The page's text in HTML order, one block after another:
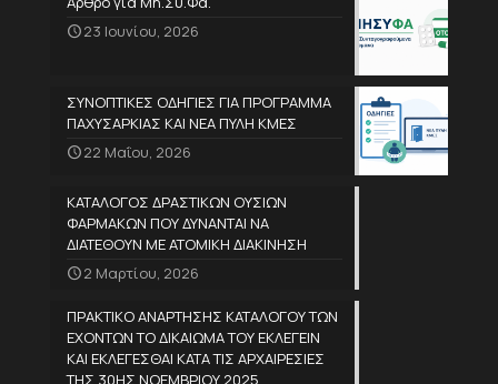
23 Ιουνίου, 2026
ΣΥΝΟΠΤΙΚΕΣ ΟΔΗΓΙΕΣ ΓΙΑ ΠΡΟΓΡΑΜΜΑ
ΠΑΧΥΣΑΡΚΙΑΣ ΚΑΙ ΝΕΑ ΠΥΛΗ ΚΜΕΣ
22 Μαΐου, 2026
ΚΑΤΑΛΟΓΟΣ ΔΡΑΣΤΙΚΩΝ ΟΥΣΙΩΝ
ΦΑΡΜΑΚΩΝ ΠΟΥ ΔΥΝΑΝΤΑΙ ΝΑ
ΔΙΑΤΕΘΟΥΝ ΜΕ ΑΤΟΜΙΚΗ ΔΙΑΚΙΝΗΣΗ
2 Μαρτίου, 2026
ΠΡΑΚΤΙΚΟ ΑΝΑΡΤΗΣΗΣ ΚΑΤΑΛΟΓΟΥ ΤΩΝ
ΕΧΟΝΤΩΝ ΤΟ ΔΙΚΑΙΩΜΑ ΤΟΥ ΕΚΛΕΓΕΙΝ
ΚΑΙ ΕΚΛΕΓΕΣΘΑΙ ΚΑΤΑ ΤΙΣ ΑΡΧΑΙΡΕΣΙΕΣ
ΤΗΣ 30ΗΣ ΝΟΕΜΒΡΙΟΥ 2025